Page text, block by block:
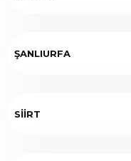
ŞANLIURFA
SİİRT